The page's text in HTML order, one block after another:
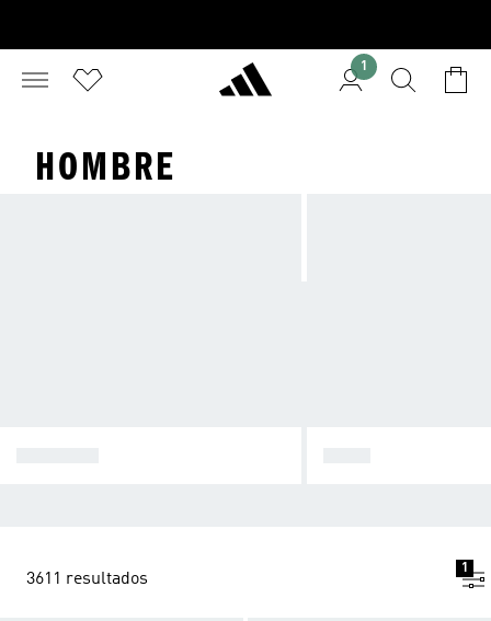
1
HOMBRE
3611 resultados
1